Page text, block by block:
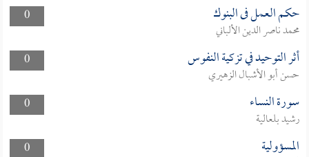
0
حكم العمل فى البنوك
محمد ناصر الدين الألباني
0
أثر التوحيد في تزكية النفوس
حسن أبو الأشبال الزهيري
0
سورة النساء
رشيد بلعالية
0
المسؤولية